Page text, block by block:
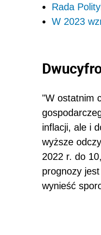
Rada
W 2023
"W ostatnim
inflacji, ale i
wyższe
2022 r. do
prognozy
wynieść